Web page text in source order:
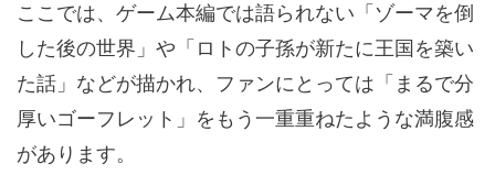
ここでは、ゲーム本編では語られない「ゾーマを倒
した後の世界」や「ロトの子孫が新たに王国を築い
た話」などが描かれ、ファンにとっては「まるで分
厚いゴーフレット」をもう一重重ねたような満腹感
があります。